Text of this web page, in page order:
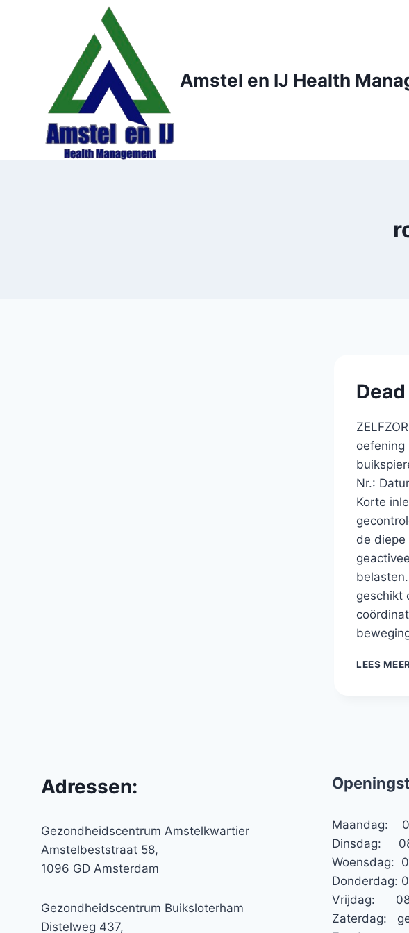
Amstel en IJ Health
oefening
Nr.:
Korte
de diepe
geschikt
LEES
Adressen:
Gezondheidscentrum Amstelkwartier
Amstelbeststraat 58,
1096 GD Amsterdam
Gezondheidscentrum Buiksloterham
Distelweg 437,
Maandag:
Dinsdag:
Woensdag:
Donderdag:
Vrijdag:
Zaterdag: